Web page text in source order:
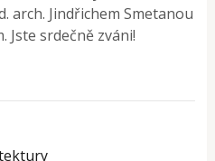
arch. Jindřichem Smetanou
Jste srdečně zváni!